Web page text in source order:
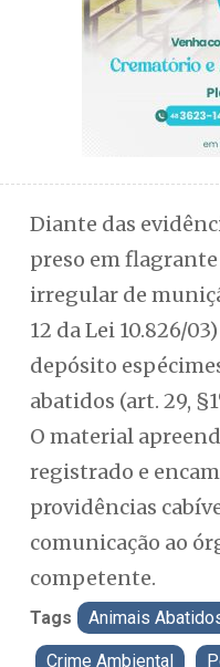
Diante das
preso em
irregular de
12 da Lei 10.826/
depósito
abatidos (art. 29,
O material
registrado e
providências
comunicação ao
competente.
Tags Animais
Crime Ambiental